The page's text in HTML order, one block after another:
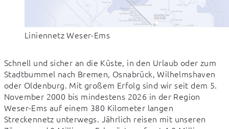
Liniennetz Weser-Ems
Schnell und sicher an die Küste, in den Urlaub oder zum
Stadtbummel nach Bremen, Osnabrück, Wilhelmshaven
oder Oldenburg. Mit großem Erfolg sind wir seit dem 5.
November 2000 bis mindestens 2026 in der Region
Weser-Ems auf einem 380 Kilometer langen
Streckennetz unterwegs. Jährlich reisen mit unseren